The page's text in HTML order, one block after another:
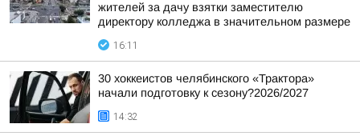
жителей за дачу взятки заместителю
директору колледжа в значительном размере
16:11
30 хоккеистов челябинского «Трактора»
начали подготовку к сезону?2026/2027
14:32